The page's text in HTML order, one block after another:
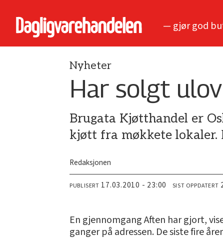
— gjør god
Nyheter
Har solgt
Brugata Kjøtthandel er
kjøtt fra møkkete lokaler.
Redaksjonen
PUBLISERT 17.03.2010 - 23:00 SIST OPPDATERT
En gjennomgang Aften har gjort,
ganger på adressen. De siste fire